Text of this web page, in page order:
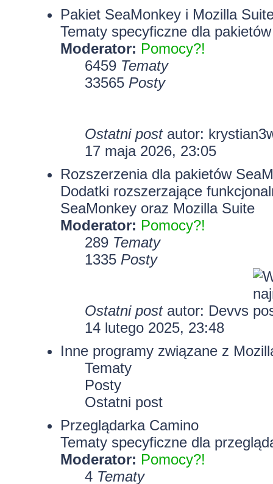
Pakiet SeaMonkey i Mozilla
Tematy specyficzne dla
Moderator: Pomocy?!
6459 Tematy
33565 Posty
Ostatni postautor:
17 maja 2026, 23:05
Rozszerzenia dla pakietów
Dodatki rozszerzające
SeaMonkey oraz Mozilla Suite
Moderator: Pomocy?!
289 Tematy
1335 Posty
Ostatni postautor: Devvs
14 lutego 2025, 23:48
Inne programy związane z
Tematy
Posty
Ostatni post
Przeglądarka Camino
Tematy specyficzne dla
Moderator: Pomocy?!
4 Tematy